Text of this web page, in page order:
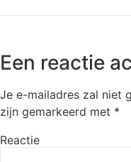
Een reactie
Je e-mailadres zal niet
zijn gemarkeerd met *
Reactie